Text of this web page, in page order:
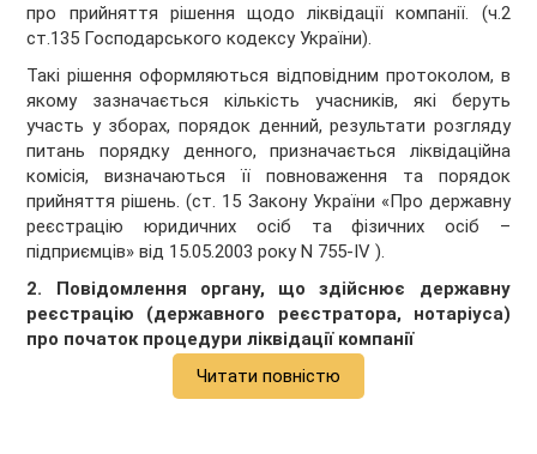
про прийняття рішення щодо ліквідації компанії. (ч.2
ст.135 Господарського кодексу України).
Такі рішення оформляються відповідним протоколом, в
якому зазначається кількість учасників, які беруть
участь у зборах, порядок денний, результати розгляду
питань порядку денного, призначається ліквідаційна
комісія, визначаються її повноваження та порядок
прийняття рішень. (ст. 15 Закону України «Про державну
реєстрацію юридичних осіб та фізичних осіб –
підприємців» від 15.05.2003 року N 755-IV ).
2. Повідомлення органу, що здійснює державну
реєстрацію (державного реєстратора, нотаріуса)
про початок процедури ліквідації компанії
Читати повністю